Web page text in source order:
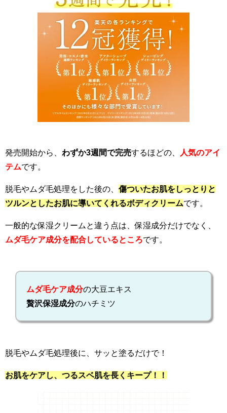
発売開始から、 わずか3週間で完売するほどの、
人気のアイ
テムです。
脱毛やムダ毛処理をした後の、 傷ついたお肌をしっとりと
ツルンとしたお肌に導いてくれるボディクリームです。
一般的な保湿クリームと違う点は、保湿成分だけでなく、
ムダ毛ケア成分を配合しているところです。
ムダ毛ケア成分の大豆エキス
贅沢保湿成分のハチミツ
脱毛やムダ毛処理後に、サッと塗るだけで！
お肌をケアし、つるスベ肌を長くキープ！！